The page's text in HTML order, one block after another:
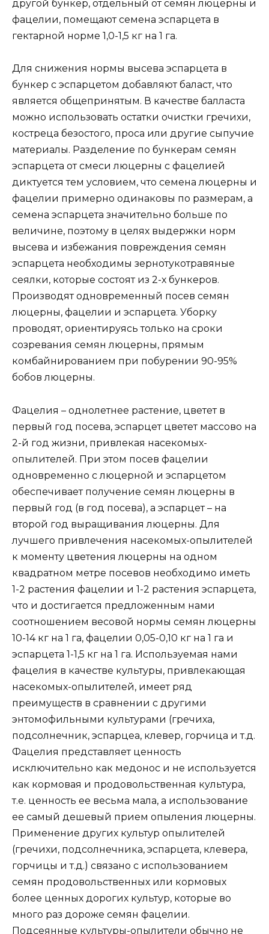
другой бункер, отдельный от семян люцерны и
фацелии, помещают семена эспарцета в
гектарной норме 1,0-1,5 кг на 1 га.
Для снижения нормы высева эспарцета в
бункер с эспарцетом добавляют баласт, что
является общепринятым. В качестве балласта
можно использовать остатки очистки гречихи,
костреца безостого, проса или другие сыпучие
материалы. Разделение по бункерам семян
эспарцета от смеси люцерны с фацелией
диктуется тем условием, что семена люцерны и
фацелии примерно одинаковы по размерам, а
семена эспарцета значительно больше по
величине, поэтому в целях выдержки норм
высева и избежания повреждения семян
эспарцета необходимы зернотукотравяные
сеялки, которые состоят из 2-х бункеров.
Производят одновременный посев семян
люцерны, фацелии и эспарцета. Уборку
проводят, ориентируясь только на сроки
созревания семян люцерны, прямым
комбайнированием при побурении 90-95%
бобов люцерны.
Фацелия – однолетнее растение, цветет в
первый год посева, эспарцет цветет массово на
2-й год жизни, привлекая насекомых-
опылителей. При этом посев фацелии
одновременно с люцерной и эспарцетом
обеспечивает получение семян люцерны в
первый год (в год посева), а эспарцет – на
второй год выращивания люцерны. Для
лучшего привлечения насекомых-опылителей
к моменту цветения люцерны на одном
квадратном метре посевов необходимо иметь
1-2 растения фацелии и 1-2 растения эспарцета,
что и достигается предложенным нами
соотношением весовой нормы семян люцерны
10-14 кг на 1 га, фацелии 0,05-0,10 кг на 1 га и
эспарцета 1-1,5 кг на 1 га. Используемая нами
фацелия в качестве культуры, привлекающая
насекомых-опылителей, имеет ряд
преимуществ в сравнении с другими
энтомофильными культурами (гречиха,
подсолнечник, эспарцеа, клевер, горчица и т.д.
Фацелия представляет ценность
исключительно как медонос и не используется
как кормовая и продовольственная культура,
т.е. ценность ее весьма мала, а использование
ее самый дешевый прием опыления люцерны.
Применение других культур опылителей
(гречихи, подсолнечника, эспарцета, клевера,
горчицы и т.д.) связано с использованием
семян продовольственных или кормовых
более ценных дорогих культур, которые во
много раз дороже семян фацелии.
Подсеянные культуры-опылители обычно не